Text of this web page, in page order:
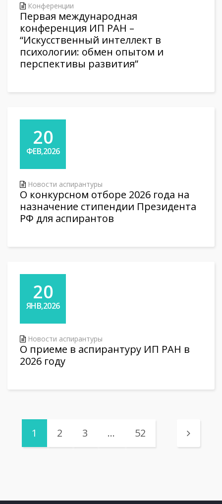
Конференции
Первая международная
конференция ИП РАН –
“Искусственный интеллект в
психологии: обмен опытом и
перспективы развития”
20
ФЕВ,2026
Новости аспирантуры
О конкурсном отборе 2026 года на
назначение стипендии Президента
РФ для аспирантов
20
ЯНВ,2026
Новости аспирантуры
О приеме в аспирантуру ИП РАН в
2026 году
1 2 3 … 52